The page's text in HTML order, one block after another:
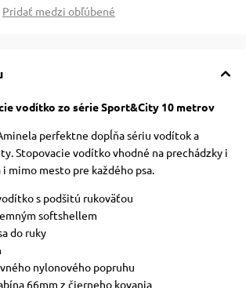
Pridať medzi obľúbené
vodítko zo série Sport&City 10 metrov
perfektne dopĺňa sériu vodítok a
Stopovacie vodítko vhodné na prechádzky i
mimo mesto pre každého psa.
s podšitú rukoväťou
softshellem
do ruky
nylonového popruhu
66mm z čierneho kovania